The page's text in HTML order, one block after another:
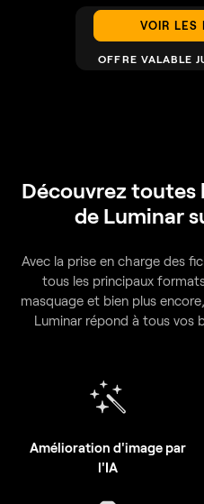
VOIR LES
OFFRE VALABLE
Découvrez
de Luminar
Avec la prise en charge des
tous les principaux
masquage et bien plus
Luminar répond à tous vos
Amélioration d'image par
l'IA